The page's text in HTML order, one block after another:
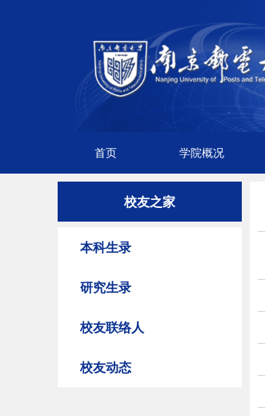
首页 学院概况
校友之家
本科生录
研究生录
校友联络人
校友动态